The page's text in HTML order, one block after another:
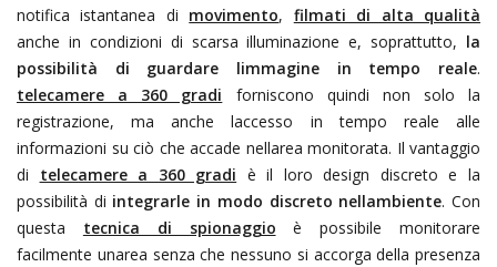
notifica istantanea di movimento, filmati di alta qualità
anche in condizioni di scarsa illuminazione e, soprattutto, la
possibilità di guardare limmagine in tempo reale.
telecamere a 360 gradi forniscono quindi non solo la
registrazione, ma anche laccesso in tempo reale alle
informazioni su ciò che accade nellarea monitorata. Il vantaggio
di telecamere a 360 gradi è il loro design discreto e la
possibilità di integrarle in modo discreto nellambiente. Con
questa tecnica di spionaggio è possibile monitorare
facilmente unarea senza che nessuno si accorga della presenza